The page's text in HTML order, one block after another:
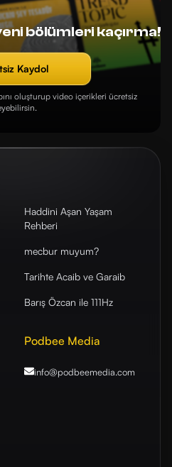
bölümleri kaçırma!
Kaydol
oluşturup video içerikleri ücretsiz
Haddini Aşan Yaşam
Rehberi
mecbur muyum?
Tarihte Acaib ve Garaib
Barış Özcan ile 111Hz
Podbee Media
info@podbeemedia.com